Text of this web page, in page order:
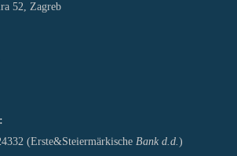
52, Zagreb
(Erste&Steiermärkische Bank d.d.)